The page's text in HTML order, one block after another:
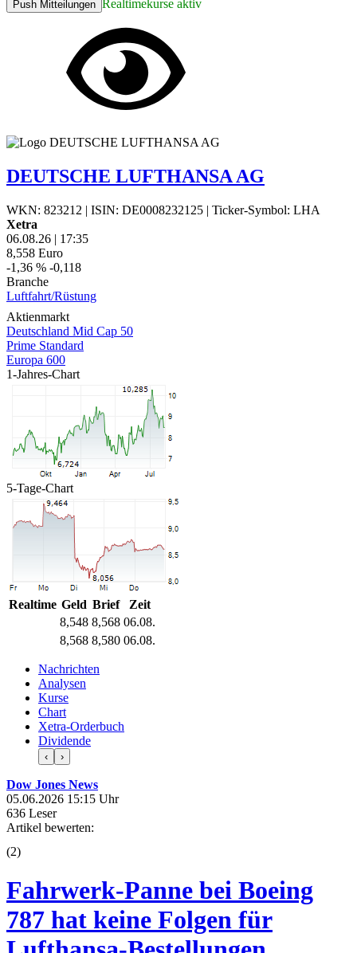
Push Mitteilungen Realtimekurse aktiv
DEUTSCHE LUFTHANSA AG
WKN: 823212 | ISIN: DE0008232125 | Ticker-Symbol: LHA
Xetra
06.08.26 | 17:35
8,558 Euro
-1,36 % -0,118
Branche
Luftfahrt/Rüstung
Aktienmarkt
Deutschland Mid Cap 50
Prime Standard
Europa 600
1-Jahres-Chart
5-Tage-Chart
Realtime Geld Brief
Zeit
8,548 8,568 06.08.
8,568 8,580 06.08.
Nachrichten
Analysen
Kurse
Chart
Xetra-Orderbuch
Dividende
‹ ›
Dow Jones News
05.06.2026 15:15 Uhr
636 Leser
Artikel bewerten:
(2)
Fahrwerk-Panne bei Boeing
787 hat keine Folgen für